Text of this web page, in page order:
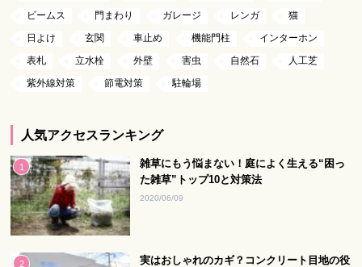
ビームス
門まわり ガレージ レンガ
猫
日よけ
玄関 車止め 機能門柱
インターホン
表札
立水栓 外壁 害虫 自然石
人工芝
紫外線対策
節電対策 駐輪場
人気アクセスランキング
雑草にもう悩まない！庭によく生える“困っ
た雑草”トップ10と対策法
2020/06/09
実はおしゃれのカギ？コンクリート目地の役